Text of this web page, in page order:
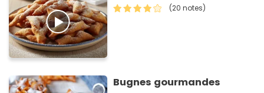
(20 notes)
Bugnes gourmandes